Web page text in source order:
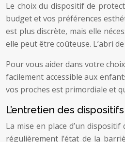
Le choix du dispositif de
budget et vos préférences
est plus discrète, mais elle
elle peut être coûteuse. L’abri
Pour vous aider dans votre
facilement accessible aux
vos proches est primordiale et
L’entretien des
La mise en place d’un
régulièrement l’état de la